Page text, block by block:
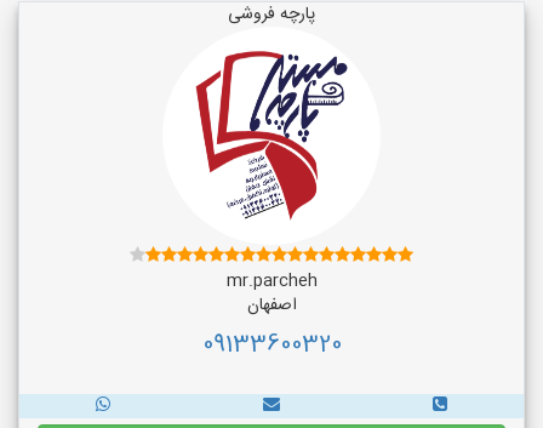
پارچه فروشی
mr.parcheh
اصفهان
09133600320